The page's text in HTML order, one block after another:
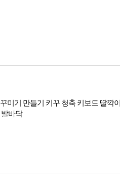
미기 만들기 키꾸 청축 키보드 딸깍이
바닥